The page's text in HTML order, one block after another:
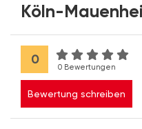
Köln-
0
0 Bewertungen
Bewertung schreiben